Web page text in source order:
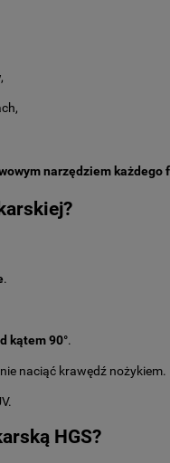
narzędziem każdego
.
kątem 90°.
naciąć krawędź nożykiem.
HGS?